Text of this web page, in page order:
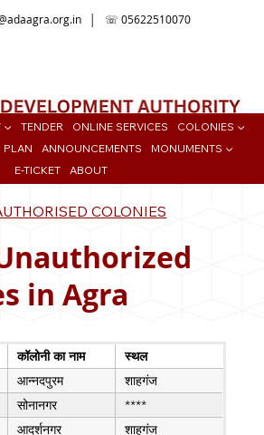
│ ☏ 05622510070
▼ TENDER ONLINE SERVICES
COLONIES ▼
PLAN ANNOUNCEMENTS
MONUMENTS ▼
E-TICKET
ABOUT
कॉलोनी का नाम
स्‍थल
आन्नदपुरम
शाहगंज
सोनानगर
****
आदर्शनगर
शाहगंज
COLONIES
in Agra